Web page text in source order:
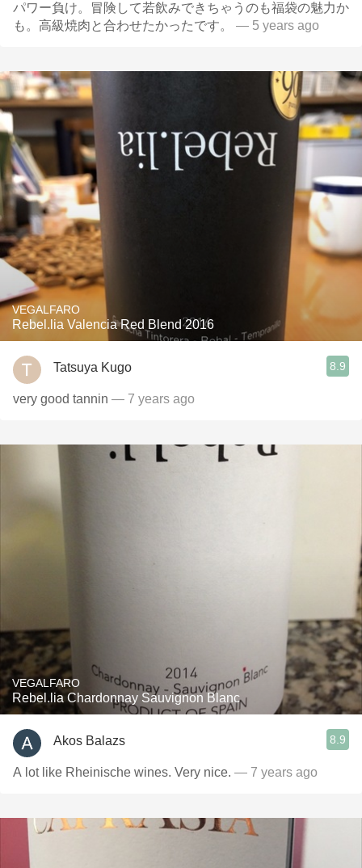
パワー負け。冒険して若飲みできちゃうのも福袋の魅力か
も。高級焼肉と合わせたかったです。
— 5 years ago
VEGALFARO
Rebel.lia Valencia Red Blend 2016
Tatsuya Kugo 8.9
very good tannin — 7 years ago
VEGALFARO
Rebel.lia Chardonnay Sauvignon Blanc
Akos Balazs 8.9
A lot like Rheinische wines. Very nice. — 7 years ago